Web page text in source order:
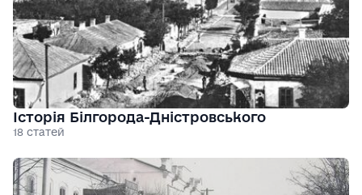
Історія Білгорода-Дністровського
18 статей